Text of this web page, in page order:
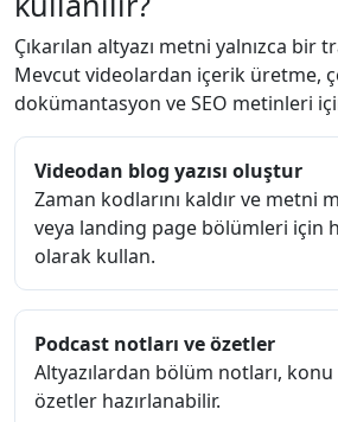
Çıkarılan altyazı metni yalnızca bir
Mevcut videolardan içerik üretme,
dokümantasyon ve SEO metinleri
Videodan blog yazısı oluştur
Zaman kodlarını kaldır ve metni
veya landing page bölümleri için
olarak kullan.
Podcast notları ve özetler
Altyazılardan bölüm notları, konu
özetler hazırlanabilir.